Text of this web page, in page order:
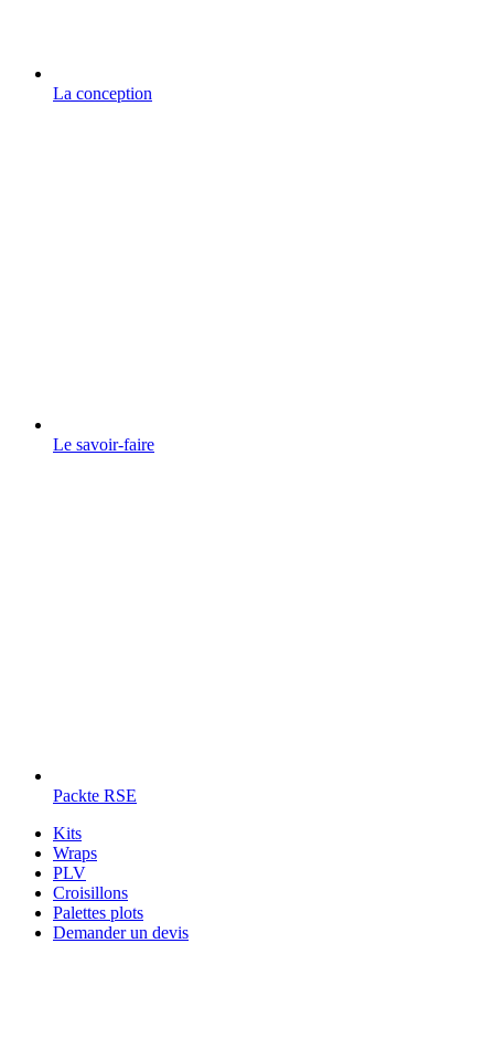
La conception
Le savoir-faire
Packte RSE
Kits
Wraps
PLV
Croisillons
Palettes plots
Demander un devis